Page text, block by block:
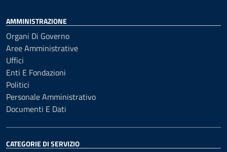
AMMINISTRAZIONE
Organi Di Governo
Aree Amministrative
Uffici
Enti E Fondazioni
Politici
Personale Amministrativo
Documenti E Dati
CATEGORIE DI SERVIZIO